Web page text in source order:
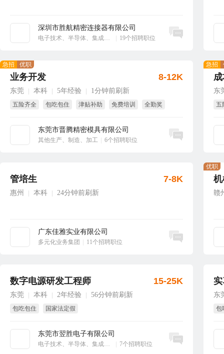
深圳市胜航精密连接器有限公司
电子技术、半导体、集成电路 19个招聘职位
立即沟通
业务开发
东莞 本科 5年经验 1分钟前刷新
五险齐全 包吃包住 津贴补助 免费培训
全勤奖
东莞市晋腾精密模具有限公司
其他生产、制造、加工 6个招聘职位
急招 优职
8-12K
立即沟通
东
五
急招
管培生
惠州 本科 24分钟前刷新
广东佳雅实业有限公司
多元化业务集团 11个招聘职位
7-8K
立即沟通
赣
优职
数字电源研发工程师
东莞 本科 2年经验 56分钟前刷新
包吃包住 国家法定假
东莞市翌胜电子有限公司
电子技术、半导体、集成电路 7个招聘职位
15-25K
立即沟通
东
包